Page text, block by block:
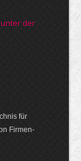
der
für
Firmen­